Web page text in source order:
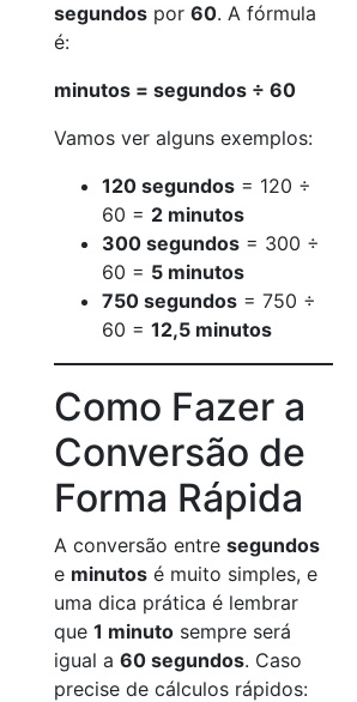
segundos por 60. A fórmula
é:
minutos = segundos ÷ 60
Vamos ver alguns exemplos:
120 segundos = 120 ÷
60 = 2 minutos
300 segundos = 300 ÷
60 = 5 minutos
750 segundos = 750 ÷
60 = 12,5 minutos
Como Fazer a
Conversão de
Forma Rápida
A conversão entre segundos
e minutos é muito simples, e
uma dica prática é lembrar
que 1 minuto sempre será
igual a 60 segundos. Caso
precise de cálculos rápidos: